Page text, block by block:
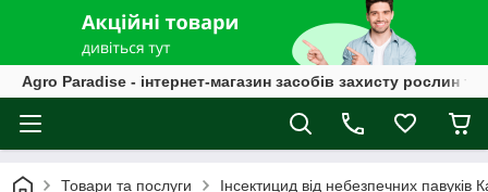
Agro Paradise - інтернет-магазин засобів захисту рослин
Товари та послуги Інсектицид від небезпечних